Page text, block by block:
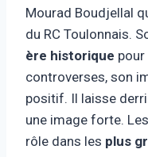
Mourad Boudjellal
du RC Toulonnais.
ère historique pour
controverses, son
positif. Il laisse
une image forte.
rôle dans les plus